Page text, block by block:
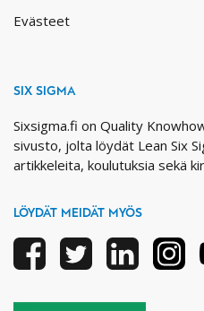
Evästeet
SIX SIGMA
Sixsigma.fi on Quality
sivusto, jolta löydät Lean Six
artikkeleita, koulutuksia sekä
LÖYDÄT MEIDÄT MYÖS
FacebookTwitter Linkedin